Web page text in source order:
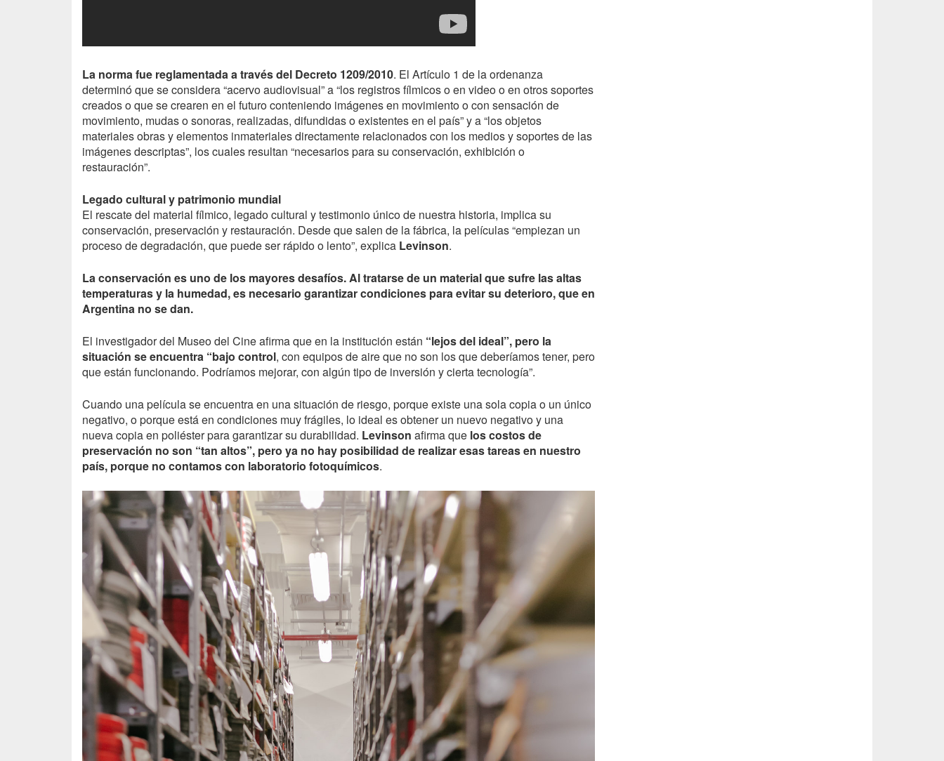
La norma fue reglamentada a través del Decreto 1209/2010. El Artículo 1 de la ordenanza
determinó que se considera “acervo audiovisual” a “los registros fílmicos o en video o en otros soportes
creados o que se crearen en el futuro conteniendo imágenes en movimiento o con sensación de
movimiento, mudas o sonoras, realizadas, difundidas o existentes en el país” y a “los objetos
materiales obras y elementos inmateriales directamente relacionados con los medios y soportes de las
imágenes descriptas”, los cuales resultan “necesarios para su conservación, exhibición o
restauración”.
Legado cultural y patrimonio mundial
El rescate del material fílmico, legado cultural y testimonio único de nuestra historia, implica su
conservación, preservación y restauración. Desde que salen de la fábrica, la películas “empiezan un
proceso de degradación, que puede ser rápido o lento”, explica Levinson.
La conservación es uno de los mayores desafíos. Al tratarse de un material que sufre las altas
temperaturas y la humedad, es necesario garantizar condiciones para evitar su deterioro, que en
Argentina no se dan.
El investigador del Museo del Cine afirma que en la institución están “lejos del ideal”, pero la
situación se encuentra “bajo control, con equipos de aire que no son los que deberíamos tener, pero
que están funcionando. Podríamos mejorar, con algún tipo de inversión y cierta tecnología”.
Cuando una película se encuentra en una situación de riesgo, porque existe una sola copia o un único
negativo, o porque está en condiciones muy frágiles, lo ideal es obtener un nuevo negativo y una
nueva copia en poliéster para garantizar su durabilidad. Levinson afirma que los costos de
preservación no son “tan altos”, pero ya no hay posibilidad de realizar esas tareas en nuestro
país, porque no contamos con laboratorio fotoquímicos.